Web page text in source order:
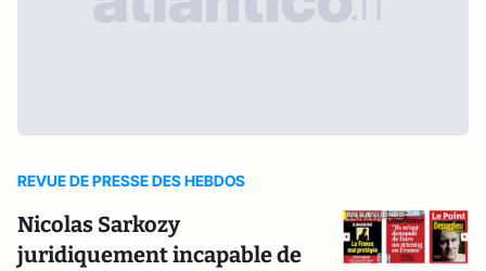
REVUE DE PRESSE DES HEBDOS
Nicolas Sarkozy
juridiquement incapable de